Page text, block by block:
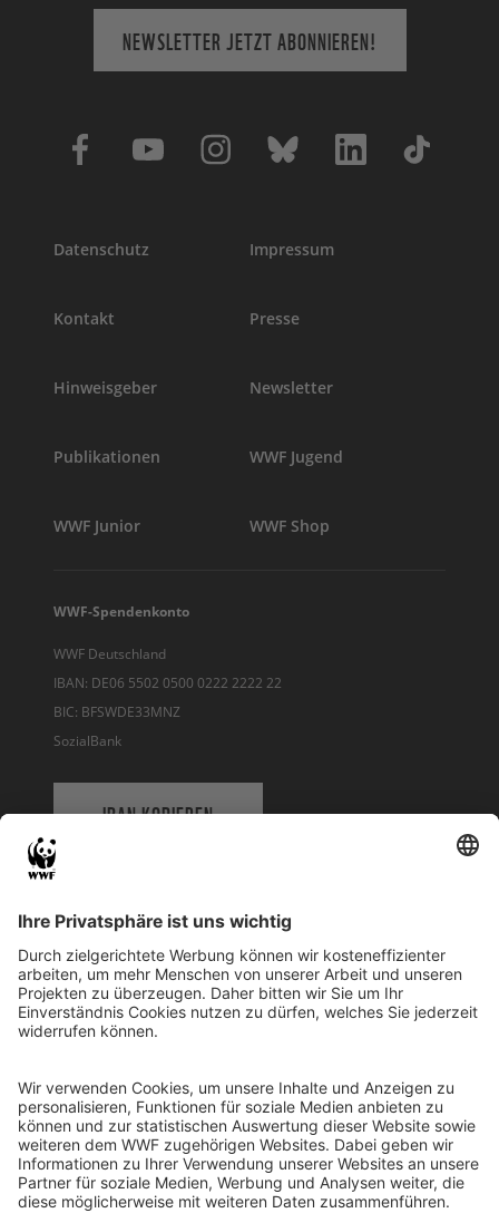
NEWSLETTER JETZT ABONNIEREN!
Datenschutz Impressum
Kontakt Presse
Hinweisgeber Newsletter
Publikationen WWF Jugend
WWF Junior WWF Shop
WWF-Spendenkonto
WWF Deutschland
IBAN: DE06 5502 0500 0222 2222 22
BIC: BFSWDE33MNZ
SozialBank
IBAN KOPIEREN
WWF Deutschland
Reinhardtstr. 18
10117 Berlin
Ihre Spende kann steuerlich geltend gemacht werden
Registriert als Stiftung WWF Deutschland, Senatsverwaltung für
Justiz Berlin, Az: 3416/976/2
Umsatzsteuer-Identifikationsnummer: DE 114236103